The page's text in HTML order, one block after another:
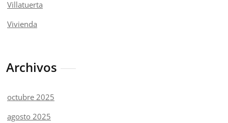
Villatuerta
Vivienda
Archivos
octubre 2025
agosto 2025